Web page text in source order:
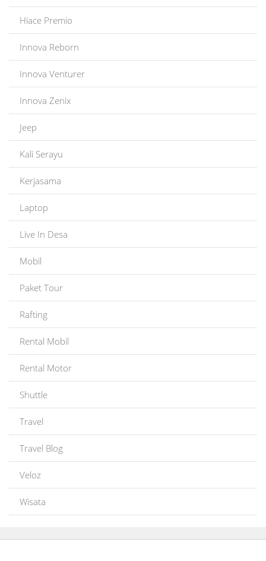
Hiace Premio
Innova Reborn
Innova Venturer
Innova Zenix
Jeep
Kali Serayu
Kerjasama
Laptop
Live In Desa
Mobil
Paket Tour
Rafting
Rental Mobil
Rental Motor
Shuttle
Travel
Travel Blog
Veloz
Wisata